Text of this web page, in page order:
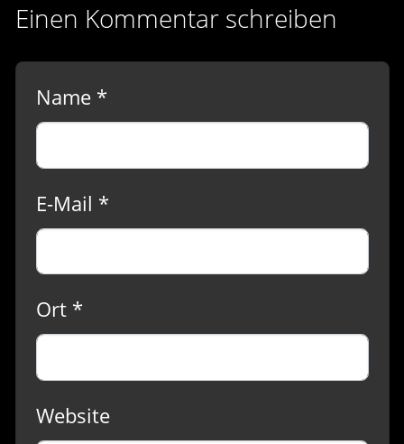
Einen Kommentar schreiben
Name *
E-Mail *
Ort *
Website